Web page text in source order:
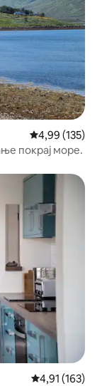
Просечна
4,99 (135)
покрај море.
Просечна
4,91 (163)